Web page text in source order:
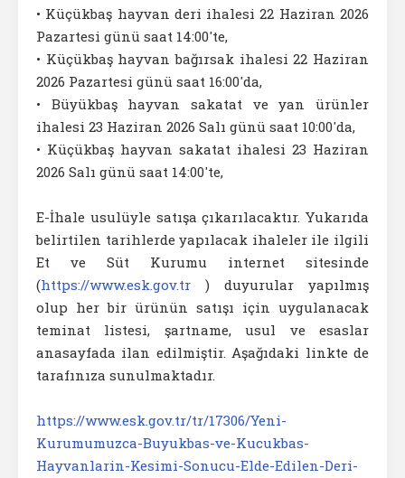
• Küçükbaş hayvan deri ihalesi 22 Haziran 2026
Pazartesi günü saat 14:00'te,
• Küçükbaş hayvan bağırsak ihalesi 22 Haziran
2026 Pazartesi günü saat 16:00'da,
• Büyükbaş hayvan sakatat ve yan ürünler
ihalesi 23 Haziran 2026 Salı günü saat 10:00'da,
• Küçükbaş hayvan sakatat ihalesi 23 Haziran
2026 Salı günü saat 14:00'te,
E-İhale usulüyle satışa çıkarılacaktır. Yukarıda
belirtilen tarihlerde yapılacak ihaleler ile ilgili
Et ve Süt Kurumu internet sitesinde
(https://www.esk.gov.tr ) duyurular yapılmış
olup her bir ürünün satışı için uygulanacak
teminat listesi, şartname, usul ve esaslar
anasayfada ilan edilmiştir. Aşağıdaki linkte de
tarafınıza sunulmaktadır.
https://www.esk.gov.tr/tr/17306/Yeni-
Kurumumuzca-Buyukbas-ve-Kucukbas-
Hayvanlarin-Kesimi-Sonucu-Elde-Edilen-Deri-